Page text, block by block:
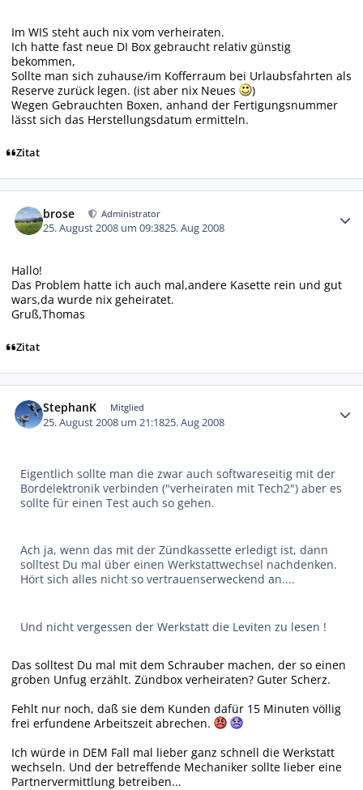
Im WIS steht auch nix vom verheiraten.
Ich hatte fast neue DI Box gebraucht relativ günstig
bekommen,
Sollte man sich zuhause/im Kofferraum bei Urlaubsfahrten als
Reserve zurück legen. (ist aber nix Neues
)
Wegen Gebrauchten Boxen, anhand der Fertigungsnummer
lässt sich das Herstellungsdatum ermitteln.
Zitat
brose Administrator
25. August 2008 um 09:3825. Aug 2008
Hallo!
Das Problem hatte ich auch mal,andere Kasette rein und gut
wars,da wurde nix geheiratet.
Gruß,Thomas
Zitat
StephanK Mitglied
25. August 2008 um 21:1825. Aug 2008
Eigentlich sollte man die zwar auch softwareseitig mit der
Bordelektronik verbinden ("verheiraten mit Tech2") aber es
sollte für einen Test auch so gehen.
Ach ja, wenn das mit der Zündkassette erledigt ist, dann
solltest Du mal über einen Werkstattwechsel nachdenken.
Hört sich alles nicht so vertrauenserweckend an....
Und nicht vergessen der Werkstatt die Leviten zu lesen !
Das solltest Du mal mit dem Schrauber machen, der so einen
groben Unfug erzählt. Zündbox verheiraten? Guter Scherz.
Fehlt nur noch, daß sie dem Kunden dafür 15 Minuten völlig
frei erfundene Arbeitszeit abrechen.
Ich würde in DEM Fall mal lieber ganz schnell die Werkstatt
wechseln. Und der betreffende Mechaniker sollte lieber eine
Partnervermittlung betreiben...